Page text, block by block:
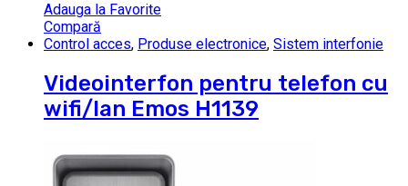
Adauga la Favorite
Compară
Control acces, Produse electronice, Sistem interfonie
Videointerfon pentru telefon cu
wifi/lan Emos H1139